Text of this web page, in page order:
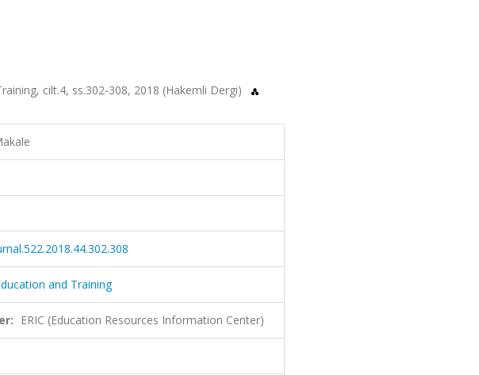
cilt.4, ss.302-308, 2018 (Hakemli Dergi)
and Training
ERIC (Education Resources Information Center)